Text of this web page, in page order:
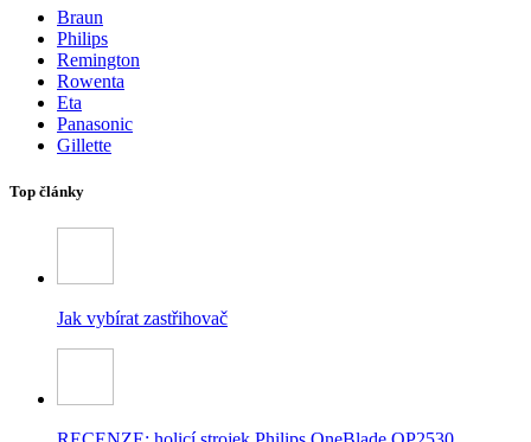
Braun
Philips
Remington
Rowenta
Eta
Panasonic
Gillette
Top články
Jak vybírat zastřihovač